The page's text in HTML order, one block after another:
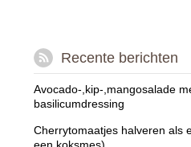
Recente berichten
Avocado-,kip-,mangosalade
basilicumdressing
Cherrytomaatjes halveren als